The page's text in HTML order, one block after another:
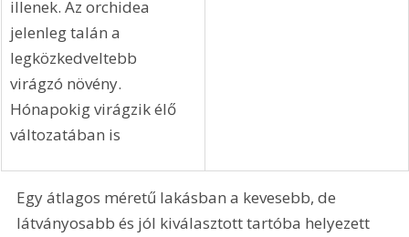
illenek. Az orchidea
jelenleg talán a
legközkedveltebb
virágzó növény.
Hónapokig virágzik élő
változatában is
Egy átlagos méretű lakásban a kevesebb, de
látványosabb és jól kiválasztott tartóba helyezett